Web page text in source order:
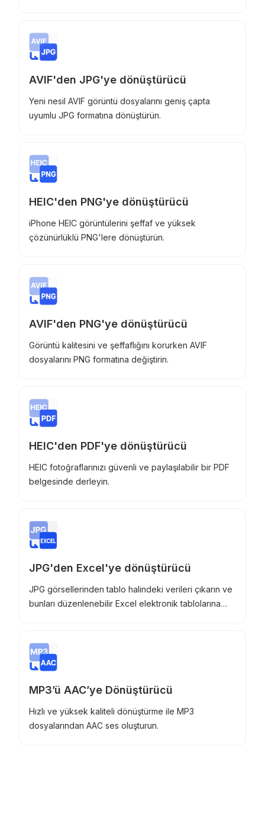
AVIF'den JPG'ye dönüştürücü
Yeni nesil AVIF görüntü dosyalarını geniş çapta
uyumlu JPG formatına dönüştürün.
HEIC'den PNG'ye dönüştürücü
iPhone HEIC görüntülerini şeffaf ve yüksek
çözünürlüklü PNG'lere dönüştürün.
AVIF'den PNG'ye dönüştürücü
Görüntü kalitesini ve şeffaflığını korurken AVIF
dosyalarını PNG formatına değiştirin.
HEIC'den PDF'ye dönüştürücü
HEIC fotoğraflarınızı güvenli ve paylaşılabilir bir PDF
belgesinde derleyin.
JPG'den Excel'ye dönüştürücü
JPG görsellerinden tablo halindeki verileri çıkarın ve
bunları düzenlenebilir Excel elektronik tablolarına
MP3’ü AAC’ye Dönüştürücü
Hızlı ve yüksek kaliteli dönüştürme ile MP3
dosyalarından AAC ses oluşturun.